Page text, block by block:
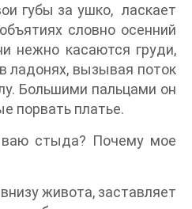
губы за ушко, ласкает
словно осенний
нежно касаются груди,
ладонях, вызывая поток
Большими пальцами он
порвать платье.
стыда? Почему мое
живота, заставляет